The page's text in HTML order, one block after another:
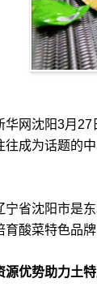
沈阳3月27日
往成为话题的
沈阳市是东
育酸菜特色品
源优势助力土